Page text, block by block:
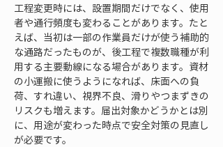
工程変更時には、設置期間だけでなく、使用
者や通行頻度も変わることがあります。たと
えば、当初は一部の作業員だけが使う補助的
な通路だったものが、後工程で複数職種が利
用する主要動線になる場合があります。資材
の小運搬に使うようになれば、床面への負
荷、すれ違い、視界不良、滑りやつまずきの
リスクも増えます。届出対象かどうかとは別
に、用途が変わった時点で安全対策の見直し
が必要です。